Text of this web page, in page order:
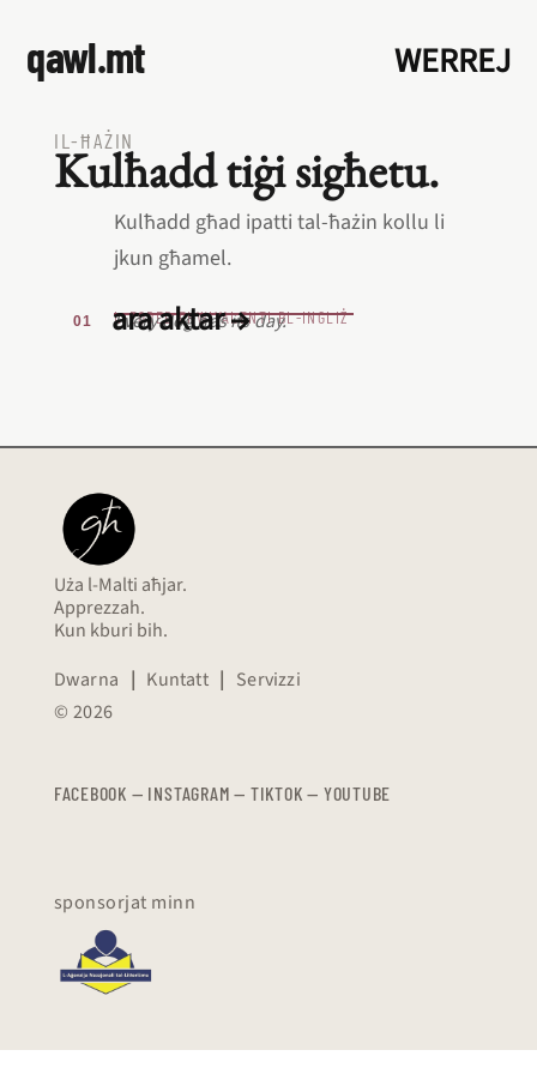
qawl.mt WERREJ
IL‑ĦAŻIN
Kulħadd tiġi sigħetu.
Kulħadd għad ipatti tal‑ħażin kollu li
jkun għamel.
L‑EQREB EKWIVALENTI BL‑INGLIŻ
Every dog has its day.
ara aktar →
Uża l-Malti aħjar.
Apprezzah.
Kun kburi bih.
Dwarna | Kuntatt | Servizzi
© 2026
FACEBOOK — INSTAGRAM — TIKTOK — YOUTUBE
sponsorjat minn